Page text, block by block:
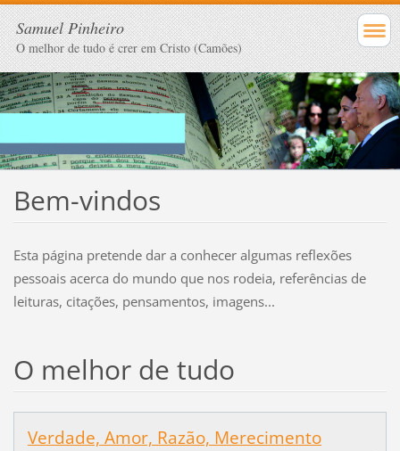
Samuel Pinheiro
O melhor de tudo é crer em Cristo (Camões)
Bem-vindos
Esta página pretende dar a conhecer algumas reflexões
pessoais acerca do mundo que nos rodeia, referências de
leituras, citações, pensamentos, imagens...
O melhor de tudo
Verdade, Amor, Razão, Merecimento